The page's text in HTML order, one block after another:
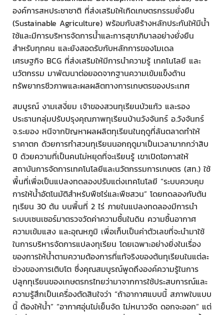
องค์การสหประชาชาติ ที่ส่งเสริมให้เกิดเกษตรกรรมยั่งยืน
(Sustainable Agriculture) พร้อมกับสร้างหลักประกันให้มีน้ำ
ใช้และมีการบริหารจัดการน้ำและการสุขาภิบาลอย่างยั่งยืน
สำหรับทุกคน และยังสอดรับกับหลักการของโมเดล
เศรษฐกิจ BCG ที่ส่งเสริมให้มีการนำความรู้ เทคโนโลยี และ
นวัตกรรม มาพัฒนาต่อยอดจากฐานความเข้มแข็งด้าน
ทรัพยากรชีวภาพและผลผลิตทางการเกษตรของประเทศ
สมบูรณ์ งามเสงี่ยม เจ้าของสวนทุเรียนบัวแก้ว และรอง
ประธานกลุ่มปรับปรุงคุณภาพทุเรียนบ้านวังจันทร์ อ.วังจันทร์
จ.ระยอง หนีจากปัญหาผลผลิตทุเรียนในฤดูที่ล้นตลาดทำให้
ราคาตก ด้วยการทำสวนทุเรียนนอกฤดูมาเป็นเวลามากกว่าสิบ
ปี ด้วยความที่เป็นคนไม่หยุดที่จะเรียนรู้ เขาเปิดโอกาสให้
สถาบันการจัดการเทคโนโลยีและนวัตกรรมการเกษตร (สท.) ใช้
พื้นที่เพื่อเป็นแปลงทดลองปรับแต่งเทคโนโลยี “ระบบควบคุม
การให้น้ำอัตโนมัติสำหรับพืชไร่และพืชสวน” โดยทดลองกับต้น
ทุเรียน 30 ต้น บนพื้นที่ 2 ไร่ ภายในแปลงทดลองมีการนำ
ระบบเซนเซอร์มาตรวจวัดค่าความชื้นในดิน ความชื้นอากาศ
ความเข้มแสง และอุณหภูมิ เพื่อเก็บเป็นค่าตัวเลขที่จะนำมาใช้
ในการบริหารจัดการแปลงทุเรียน โดยเฉพาะอย่างยิ่งในเรื่อง
ของการให้น้ำตามความต้องการที่แท้จริงของต้นทุเรียนในแต่ละ
ช่วงของการเติบโต ซึ่งคุณสมบูรณ์พูดถึงองค์ความรู้ในการ
ปลูกทุเรียนของเกษตรกรไทยว่ามาจากการใช้ประสบการณ์และ
ความรู้สึกเป็นเครื่องตัดสินใจว่า “ถ้าอากาศแบบนี้ สภาพใบแบบ
นี้ ต้องให้น้ำ” “อากาศอุ่นไม่เย็นจัด ไม่หนาวจัด ดอกจะออก” แต่